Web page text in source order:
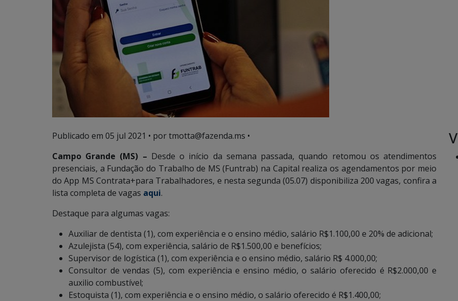
Publicado em 05 jul 2021 • por tmotta@fazenda.ms •
Campo Grande (MS) – Desde o início da semana passada, quando retomou os atendimentos
presenciais, a Fundação do Trabalho de MS (Funtrab) na Capital realiza os agendamentos por meio
do App MS Contrata+para Trabalhadores, e nesta segunda (05.07) disponibiliza 200 vagas, confira a
lista completa de vagas aqui.
Destaque para algumas vagas:
Auxiliar de dentista (1), com experiência e o ensino médio, salário R$1.100,00 e 20% de adicional;
Azulejista (54), com experiência, salário de R$1.500,00 e benefícios;
Supervisor de logística (1), com experiência e o ensino médio, salário R$ 4.000,00;
Consultor de vendas (5), com experiência e ensino médio, o salário oferecido é R$2.000,00 e
auxilio combustível;
Estoquista (1), com experiência e o ensino médio, o salário oferecido é R$1.400,00;